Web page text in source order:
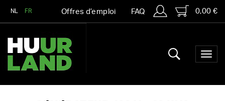
NL FR Offres d’emploi FAQ 0,00 €